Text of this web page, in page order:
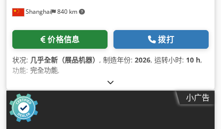
Shanghai 840 km
价格信息 拨打
状况: 几乎全新（展品机器） , 制造年份: 2026, 运转小时: 10 h,
功能: 完全功能,
小广告